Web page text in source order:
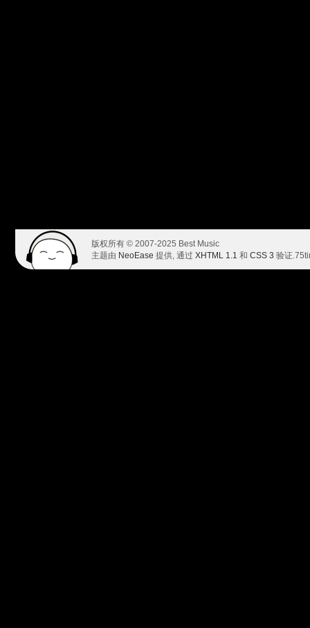
版权所有 © 2007-2025 Best Music
主题由 NeoEase 提供, 通过 XHTML 1.1 和 CSS 3 验证.